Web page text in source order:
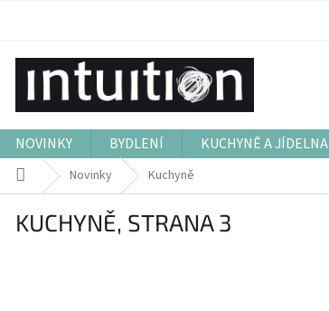
NOVINKY BYDLENÍ KUCHYNĚ A JÍDELNA
Domů Novinky Kuchyně
KUCHYNĚ, STRANA 3